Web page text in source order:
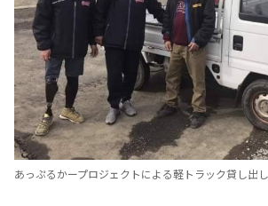
あっぷるかープロジェクトによる軽トラック貸し出